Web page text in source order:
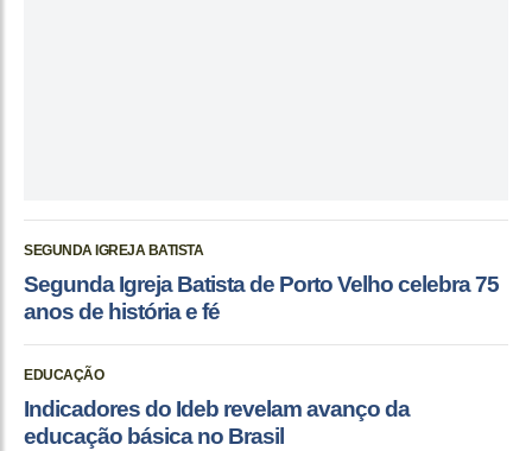
SEGUNDA IGREJA BATISTA
Segunda Igreja Batista de Porto Velho celebra 75
anos de história e fé
EDUCAÇÃO
Indicadores do Ideb revelam avanço da
educação básica no Brasil